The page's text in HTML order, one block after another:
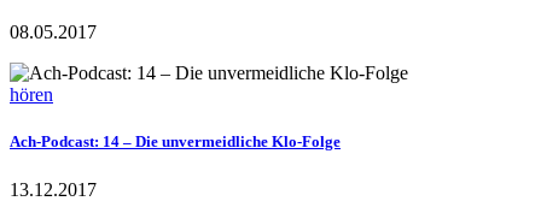
08.05.2017
hören
Ach-Podcast: 14 – Die unvermeidliche Klo-Folge
13.12.2017